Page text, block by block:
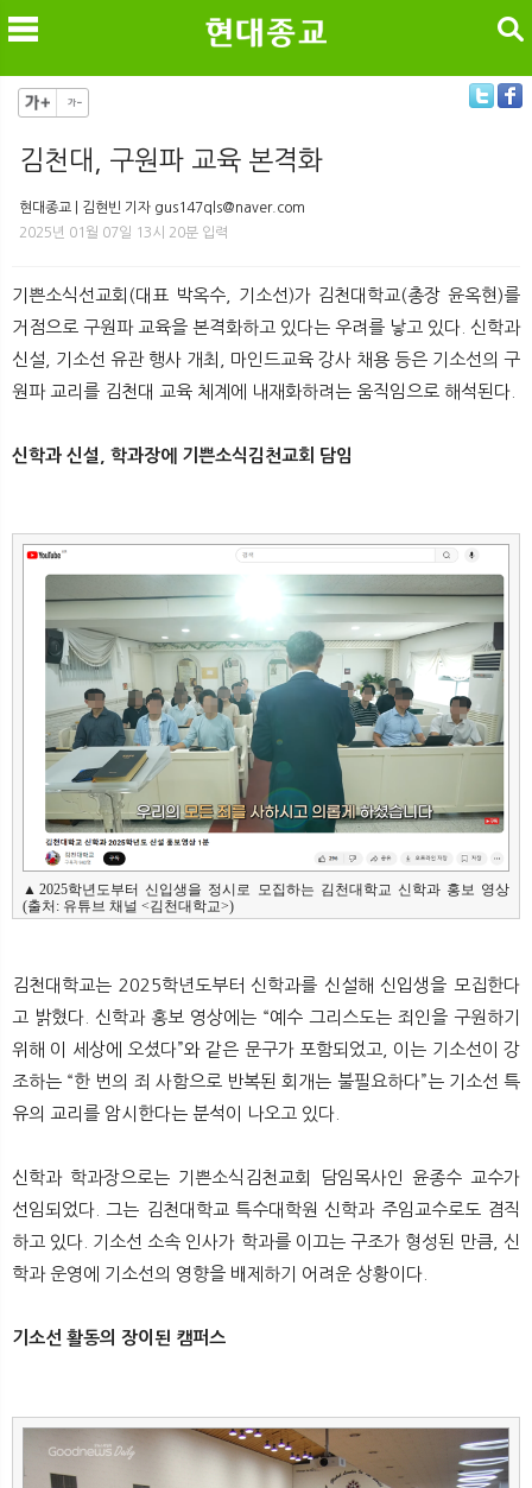
뉴 색
검색
김천대, 구원파 교육 본격화
현대종교 | 김현빈 기자 gus147qls@naver.com
2025년 01월 07일 13시 20분 입력
기쁜소식선교회(대표 박옥수, 기소선)가 김천대학교(총장 윤옥현)를
거점으로 구원파 교육을 본격화하고 있다는 우려를 낳고 있다. 신학과
신설, 기소선 유관 행사 개최, 마인드교육 강사 채용 등은 기소선의 구
원파 교리를 김천대 교육 체계에 내재화하려는 움직임으로 해석된다.
신학과 신설, 학과장에 기쁜소식김천교회 담임
▲2025학년도부터 신입생을 정시로 모집하는 김천대학교 신학과 홍보 영상
(출처: 유튜브 채널 <김천대학교>)
김천대학교는 2025학년도부터 신학과를 신설해 신입생을 모집한다
고 밝혔다. 신학과 홍보 영상에는 “예수 그리스도는 죄인을 구원하기
위해 이 세상에 오셨다”와 같은 문구가 포함되었고, 이는 기소선이 강
조하는 “한 번의 죄 사함으로 반복된 회개는 불필요하다”는 기소선 특
유의 교리를 암시한다는 분석이 나오고 있다.
신학과 학과장으로는 기쁜소식김천교회 담임목사인 윤종수 교수가
선임되었다. 그는 김천대학교 특수대학원 신학과 주임교수로도 겸직
하고 있다. 기소선 소속 인사가 학과를 이끄는 구조가 형성된 만큼, 신
학과 운영에 기소선의 영향을 배제하기 어려운 상황이다.
기소선 활동의 장이된 캠퍼스